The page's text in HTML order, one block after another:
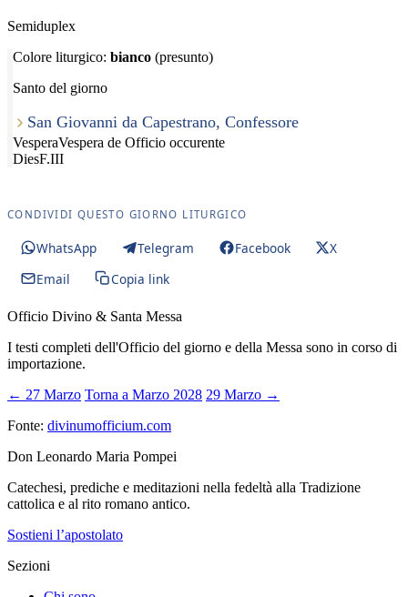
Semiduplex
Colore liturgico: bianco (presunto)
Santo del giorno
San Giovanni da Capestrano, Confessore
VesperaVespera de Officio occurente
DiesF.III
CONDIVIDI QUESTO GIORNO LITURGICO
WhatsApp Telegram Facebook
X
Email
Copia link
Officio Divino & Santa Messa
I testi completi dell'Officio del giorno e della Messa sono in corso di
importazione.
← 27 Marzo Torna a Marzo 2028 29 Marzo →
Fonte: divinumofficium.com
Don Leonardo Maria Pompei
Catechesi, prediche e meditazioni nella fedeltà alla Tradizione
cattolica e al rito romano antico.
Sostieni l’apostolato
Sezioni